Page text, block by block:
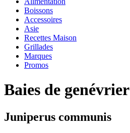
Boissons
Accessoires
Asie
Recettes Maison
Grillades
Marques
Promos
Baies de genévrier
Juniperus communis